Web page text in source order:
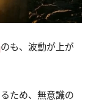
のも、波動が上が
ため、無意識の